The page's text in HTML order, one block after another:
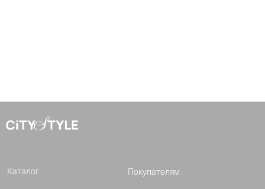
Каталог Покупателям